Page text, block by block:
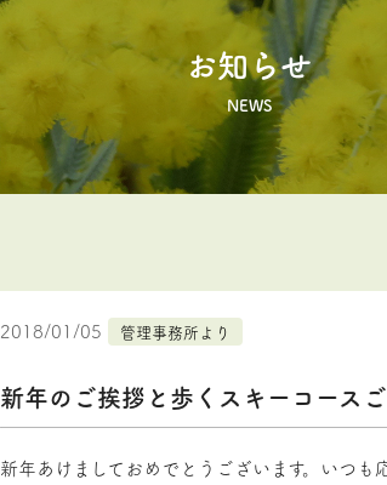
お知らせ
NEWS
2018/01/05 管理事務所より
新年のご挨拶と歩くスキーコース
新年あけましておめでとうございます。いつ